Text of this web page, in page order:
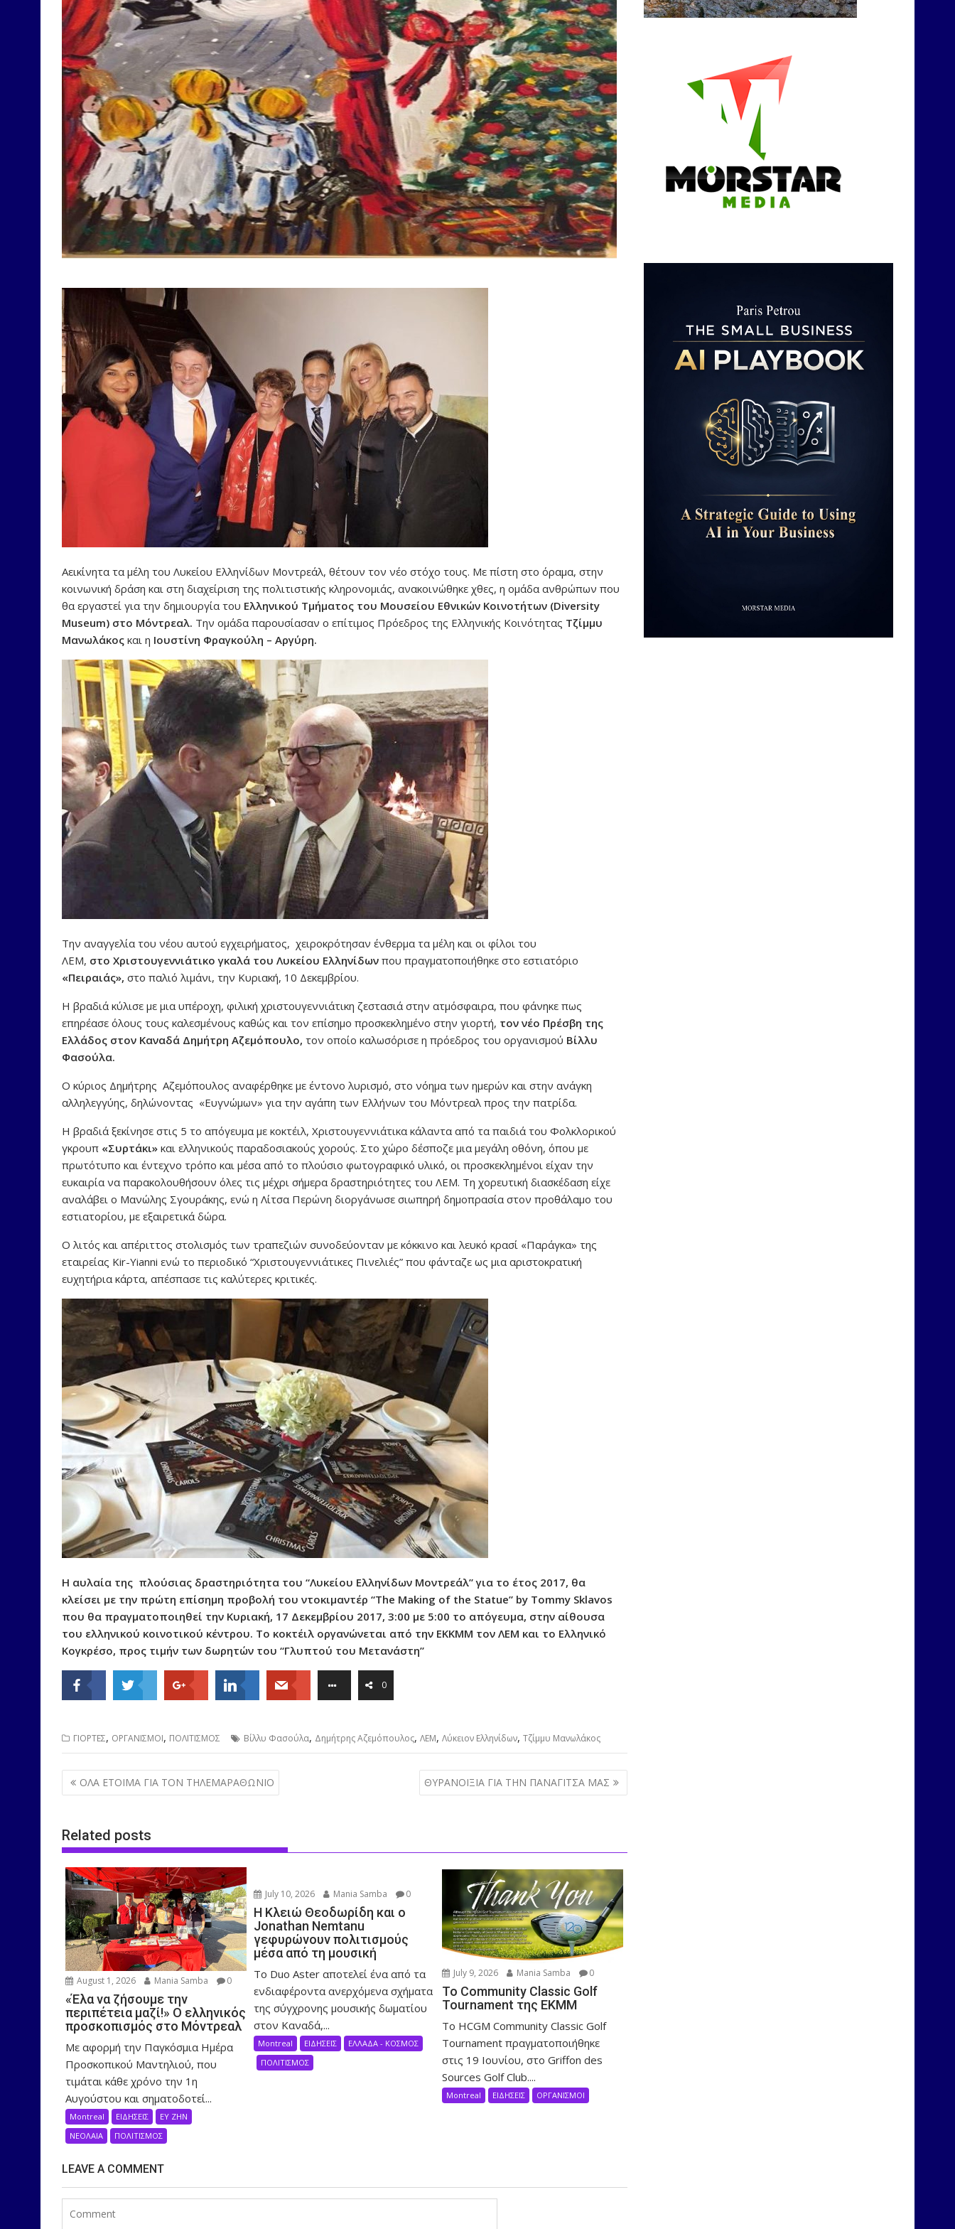
Αεικίνητα τα μέλη του Λυκείου Ελληνίδων Μοντρεάλ, θέτουν τον νέο στόχο τους. Με πίστη στο όραμα, στην
κοινωνική δράση και στη διαχείριση της πολιτιστικής κληρονομιάς, ανακοινώθηκε χθες, η ομάδα ανθρώπων που
θα εργαστεί για την δημιουργία του Ελληνικού Τμήματος του Μουσείου Εθνικών Κοινοτήτων (Diversity
Museum) στο Μόντρεαλ. Την ομάδα παρουσίασαν ο επίτιμος Πρόεδρος της Ελληνικής Κοινότητας Τζίμμυ
Μανωλάκος και η Ιουστίνη Φραγκούλη – Αργύρη.
Την αναγγελία του νέου αυτού εγχειρήματος, χειροκρότησαν ένθερμα τα μέλη και οι φίλοι του
ΛΕΜ, στο Χριστουγεννιάτικο γκαλά του Λυκείου Ελληνίδων που πραγματοποιήθηκε στο εστιατόριο
«Πειραιάς», στο παλιό λιμάνι, την Κυριακή, 10 Δεκεμβρίου.
Η βραδιά κύλισε με μια υπέροχη, φιλική χριστουγεννιάτικη ζεστασιά στην ατμόσφαιρα, που φάνηκε πως
επηρέασε όλους τους καλεσμένους καθώς και τον επίσημο προσκεκλημένο στην γιορτή, τον νέο Πρέσβη της
Ελλάδος στον Καναδά Δημήτρη Αζεμόπουλο, τον οποίο καλωσόρισε η πρόεδρος του οργανισμού Βίλλυ
Φασούλα.
Ο κύριος Δημήτρης Αζεμόπουλος αναφέρθηκε με έντονο λυρισμό, στο νόημα των ημερών και στην ανάγκη
αλληλεγγύης, δηλώνοντας «Ευγνώμων» για την αγάπη των Ελλήνων του Μόντρεαλ προς την πατρίδα.
Η βραδιά ξεκίνησε στις 5 το απόγευμα με κοκτέιλ, Χριστουγεννιάτικα κάλαντα από τα παιδιά του Φολκλορικού
γκρουπ «Συρτάκι» και ελληνικούς παραδοσιακούς χορούς. Στο χώρο δέσποζε μια μεγάλη οθόνη, όπου με
πρωτότυπο και έντεχνο τρόπο και μέσα από το πλούσιο φωτογραφικό υλικό, οι προσκεκλημένοι είχαν την
ευκαιρία να παρακολουθήσουν όλες τις μέχρι σήμερα δραστηριότητες του ΛΕΜ. Τη χορευτική διασκέδαση είχε
αναλάβει ο Μανώλης Σγουράκης, ενώ η Λίτσα Περώνη διοργάνωσε σιωπηρή δημοπρασία στον προθάλαμο του
εστιατορίου, με εξαιρετικά δώρα.
Ο λιτός και απέριττος στολισμός των τραπεζιών συνοδεύονταν με κόκκινο και λευκό κρασί «Παράγκα» της
εταιρείας Kir-Yianni ενώ το περιοδικό “Χριστουγεννιάτικες Πινελιές” που φάνταζε ως μια αριστοκρατική
ευχητήρια κάρτα, απέσπασε τις καλύτερες κριτικές.
Η αυλαία της πλούσιας δραστηριότητα του “Λυκείου Ελληνίδων Μοντρεάλ” για το έτος 2017, θα
κλείσει με την πρώτη επίσημη προβολή του ντοκιμαντέρ “The Making of the Statue” by Tommy Sklavos
που θα πραγματοποιηθεί την Κυριακή, 17 Δεκεμβρίου 2017, 3:00 με 5:00 το απόγευμα, στην αίθουσα
του ελληνικού κοινοτικού κέντρου. Το κοκτέιλ οργανώνεται από την ΕΚΚΜΜ τον ΛΕΜ και το Ελληνικό
Κογκρέσο, προς τιμήν των δωρητών του “Γλυπτού του Μετανάστη”
0
ΓΙΟΡΤΕΣ, ΟΡΓΑΝΙΣΜΟΙ, ΠΟΛΙΤΙΣΜΟΣ Βίλλυ Φασούλα, Δημήτρης Αζεμόπουλος, ΛΕΜ, Λύκειον Ελληνίδων, Τζίμμυ Μανωλάκος
Post
navigation
ΟΛΑ ΕΤΟΙΜΑ ΓΙΑ ΤΟΝ ΤΗΛΕΜΑΡΑΘΩΝΙΟ ΘYΡΑΝΟΙΞΙΑ ΓΙΑ ΤΗΝ ΠΑΝΑΓΙΤΣΑ ΜΑΣ
Related posts
August 1, 2026 Mania Samba 0
«Έλα να ζήσουμε την
περιπέτεια μαζί!» Ο ελληνικός
προσκοπισμός στο Μόντρεαλ
Με αφορμή την Παγκόσμια Ημέρα
Προσκοπικού Μαντηλιού, που
τιμάται κάθε χρόνο την 1η
Αυγούστου και σηματοδοτεί...
Montreal ΕΙΔΗΣΕΙΣ
ΕΥ ΖΗΝ
ΝΕΟΛΑΙΑ
ΠΟΛΙΤΙΣΜΟΣ
July 10, 2026 Mania Samba 0
Η Κλειώ Θεοδωρίδη και ο
Jonathan Nemtanu
γεφυρώνουν πολιτισμούς
μέσα από τη μουσική
Το Duo Aster αποτελεί ένα από τα
ενδιαφέροντα ανερχόμενα σχήματα
της σύγχρονης μουσικής δωματίου
στον Καναδά,...
Montreal ΕΙΔΗΣΕΙΣ
ΕΛΛΑΔΑ - ΚΟΣΜΟΣ
ΠΟΛΙΤΙΣΜΟΣ
July 9, 2026 Mania Samba 0
Το Community Classic Golf
Tournament της ΕΚΜΜ
Το HCGM Community Classic Golf
Tournament πραγματοποιήθηκε
στις 19 Ιουνίου, στο Griffon des
Sources Golf Club....
Montreal ΕΙΔΗΣΕΙΣ ΟΡΓΑΝΙΣΜΟΙ
LEAVE A COMMENT